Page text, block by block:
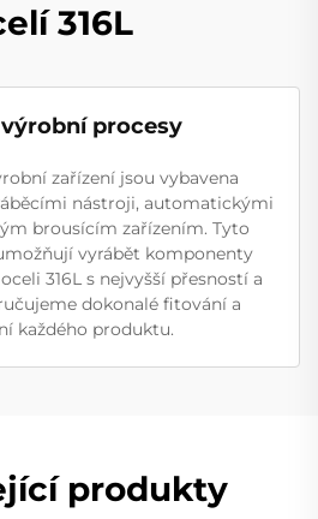
316L
procesy
zařízení jsou vybavena
nástroji, automatickými
brousícím zařízením. Tyto
vyrábět komponenty
316L s nejvyšší přesností a
dokonalé fitování a
každého produktu.
produkty